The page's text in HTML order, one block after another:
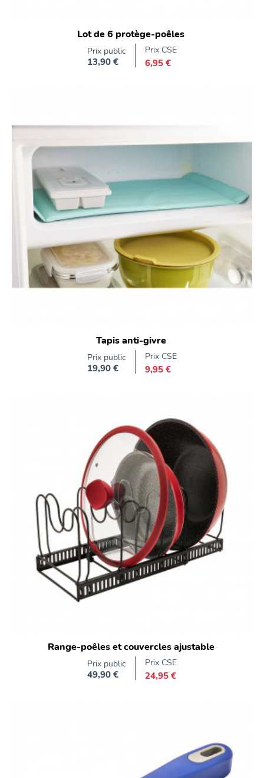
Lot de 6 protège-poêles
Prix public
Prix
13,90 €
Prix CSE
6,95 €
Tapis anti-givre
Prix public
Prix
19,90 €
Prix CSE
9,95 €
Range-poêles et couvercles ajustable
Prix public
Prix
49,90 €
Prix CSE
24,95 €